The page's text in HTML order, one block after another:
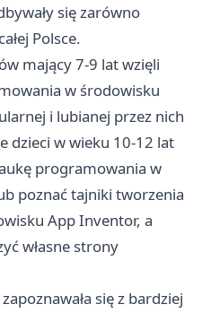
się zarówno
Polsce.
mający 7-9 lat wzięli
w środowisku
i lubianej przez nich
dzieci w wieku 10-12 lat
programowania w
poznać tajniki tworzenia
App Inventor, a
własne strony
się z bardziej